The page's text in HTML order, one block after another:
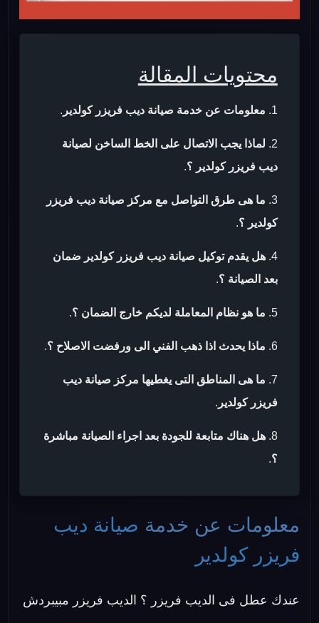
محتويات المقالة
معلومات عن خدمة صيانة ديب فريزر كولدير .
لماذا يجب الاتصال على الخط الساخن لصيانة
ديب فريزر كولدير ؟.
ما هى طرق التواصل مع مركز صيانة ديب فريزر
كولدير ؟.
هل يقدم توكيل صيانة ديب فريزر كولدير ضمان
بعد الصيانة ؟.
ما هو نظام المعاملة لديكم خارج الضمان ؟.
ماذا يحدث اذا ذهب الفني الى ورفضت الاصلاح ؟.
ما هى المناطق التى يغطيها مركز صيانة ديب
فريزر كولدير .
هل هناك متابعة للجودة بعد اجراء الصيانة مباشرة
؟.
معلومات عن خدمة صيانة ديب
فريزر كولدير
عندك عطل فى الديب فريزر ؟ الديب فريزر مبيبردش